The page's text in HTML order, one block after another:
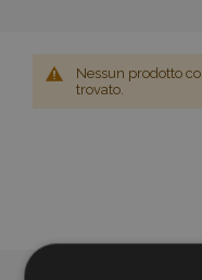
Nessun prodotto
trovato.